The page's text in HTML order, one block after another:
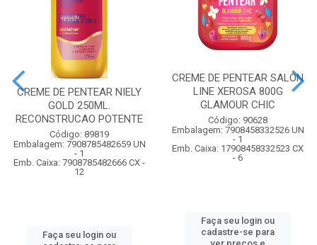
CREME DE PENTEAR NIELY
GOLD 250ML.
RECONSTRUCAO POTENTE
Código: 89819
Embalagem: 7908785482659 UN
- 1
Emb. Caixa: 7908785482666 CX -
12
Faça seu login ou
CREME DE PENTEAR SALON
LINE XEROSA 800G
GLAMOUR CHIC
Código: 90628
Embalagem: 7908458332526 UN
- 1
Emb. Caixa: 17908458332523 CX
- 6
Faça seu login ou
cadastre-se para